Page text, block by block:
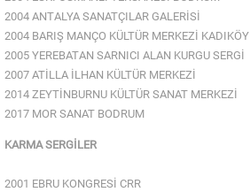
2004 ANTALYA SANATÇILAR GALERİSİ
2004 BARIŞ MANÇO KÜLTÜR MERKEZİ KADIKÖY
2005 YEREBATAN SARNICI ALAN KURGU SERGİ
2007 ATİLLA İLHAN KÜLTÜR MERKEZİ
2014 ZEYTİNBURNU KÜLTÜR SANAT MERKEZİ
2017 MOR SANAT BODRUM
KARMA SERGİLER
2001 EBRU KONGRESİ CRR